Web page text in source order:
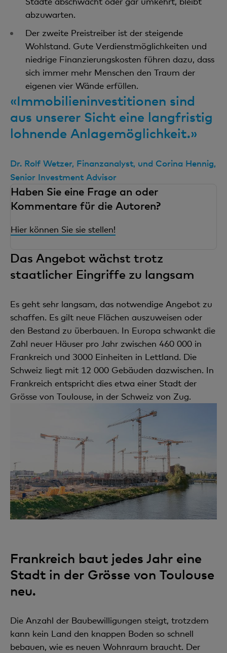
abzuwarten.
Der zweite Preistreiber ist der steigende
Wohlstand. Gute Verdienstmöglichkeiten und
niedrige Finanzierungskosten führen dazu, dass
sich immer mehr Menschen den Traum der
eigenen vier Wände erfüllen.
«Immobilieninvestitionen sind
aus unserer Sicht eine langfristig
lohnende Anlagemöglichkeit.»
Dr. Rolf Wetzer, Finanzanalyst, und Corina Hennig,
Senior Investment Advisor
Haben Sie eine Frage an oder
Kommentare für die Autoren?
Hier können Sie sie stellen!
Das Angebot wächst trotz
staatlicher Eingriffe zu langsam
Es geht sehr langsam, das notwendige Angebot zu
schaffen. Es gilt neue Flächen auszuweisen oder
den Bestand zu überbauen. In Europa schwankt die
Zahl neuer Häuser pro Jahr zwischen 460 000 in
Frankreich und 3000 Einheiten in Lettland. Die
Schweiz liegt mit 12 000 Gebäuden dazwischen. In
Frankreich entspricht dies etwa einer Stadt der
Grösse von Toulouse, in der Schweiz von Zug.
Frankreich baut jedes Jahr eine
Stadt in der Grösse von Toulouse
neu.
Die Anzahl der Baubewilligungen steigt, trotzdem
kann kein Land den knappen Boden so schnell
bebauen, wie es neuen Wohnraum braucht. Der